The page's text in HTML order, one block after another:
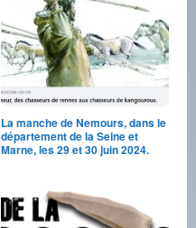
La manche de Nemours, dans le
département de la Seine et
Marne, les 29 et 30 juin 2024.